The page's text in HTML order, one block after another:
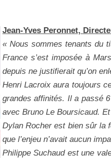
Jean-Yves Peronnet,
« Nous sommes tenants du
France s’est imposée à
depuis ne justifierait qu’on
Henri Lacroix aura toujours
grandes affinités. Il a passé
avec Bruno Le Boursicaud.
Dylan Rocher est bien sûr la
que l’enjeu n’avait aucun
Philippe Suchaud est une